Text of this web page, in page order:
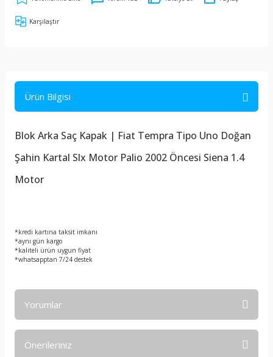
Karşılaştır
Ürün Bilgisi
Blok Arka Saç Kapak | Fiat Tempra Tipo Uno Doğan
Şahin Kartal Slx Motor Palio 2002 Öncesi Siena 1.4
Motor
*kredi kartına taksit imkanı
*aynı gün kargo
*kaliteli ürün uygun fiyat
*whatsapptan 7/24 destek
Yorumlar
Önerileriniz